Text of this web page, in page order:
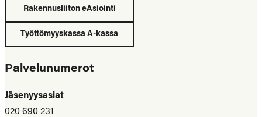
Rakennusliiton eAsiointi
Työttömyyskassa A-kassa
Palvelunumerot
Jäsenyysasiat
020 690 231